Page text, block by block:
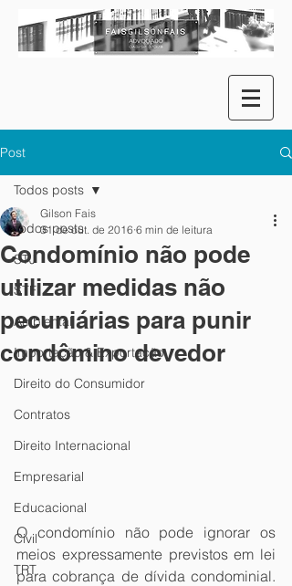
Post
Todos posts
STJ
STF
Ambiental
Importação & Exportação
Direito do Consumidor
Contratos
Direito Internacional
Empresarial
Educacional
Civil
TRT
Todos posts
Condomínio não pode
utilizar medidas não
pecuniárias para punir
condômino devedor
Gilson Fais
31 de out. de 2016 6 min de leitura
O condomínio não pode ignorar os
meios expressamente previstos em lei
para cobrança de dívida condominial.